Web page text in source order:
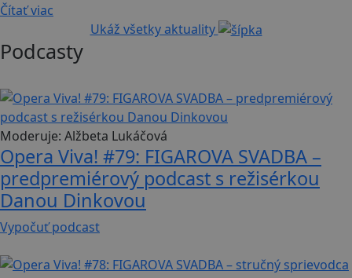
Čítať viac
Ukáž všetky aktuality
Podcasty
Moderuje: Alžbeta Lukáčová
Opera Viva! #79: FIGAROVA SVADBA –
predpremiérový podcast s režisérkou
Danou Dinkovou
Vypočuť podcast